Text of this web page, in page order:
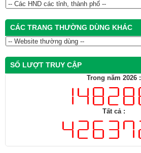
CÁC TRANG THƯỜNG DÙNG KHÁC
SỐ LƯỢT TRUY CẬP
Trong năm 2026 :
Tất cả :